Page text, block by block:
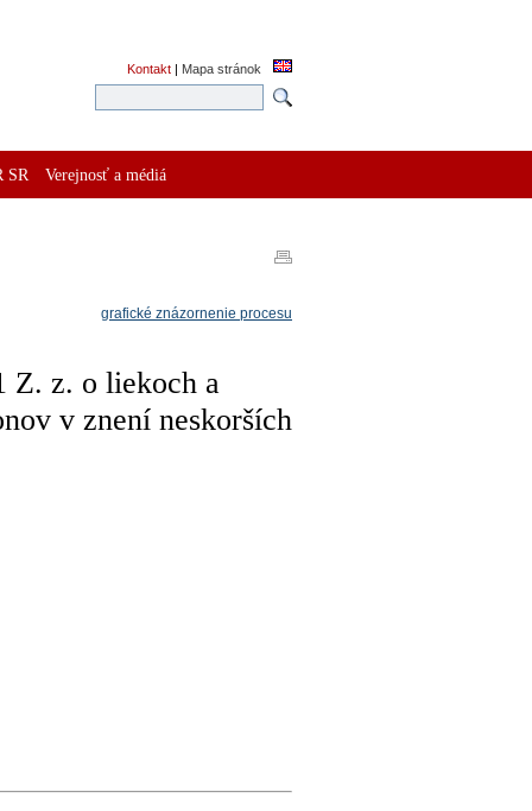
Kontakt | Mapa stránok
SR Verejnosť a médiá
grafické znázornenie procesu
Z. z. o liekoch a
v znení neskorších